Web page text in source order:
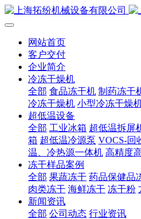
网站首页
客户交付
企业简介
冷冻干燥机
全部 食品冻干机 制药冻干
冷冻干燥机 小型冷冻干燥
超低温设备
全部 工业冰箱 超低温拆屏
箱 超低温冷源泵 VOCS-回
温、冷热源一体机 高精度
冻干样品案例
全部 果蔬冻干 药品保健品
肉类冻干 海鲜冻干 冻干粉
新闻资讯
全部 公司动态 行业资讯